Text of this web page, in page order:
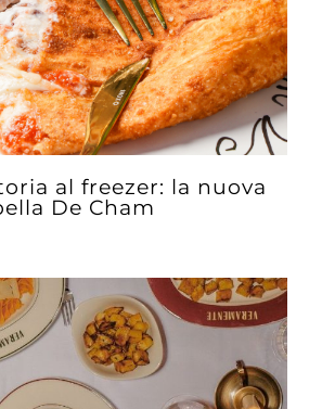
al freezer: la nuova
De Cham